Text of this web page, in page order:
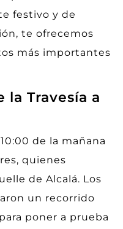
festivo y de
te ofrecemos
más importantes
la Travesía a
de la mañana
quienes
de Alcalá. Los
un recorrido
poner a prueba